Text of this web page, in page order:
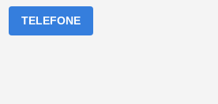
TELEFONE